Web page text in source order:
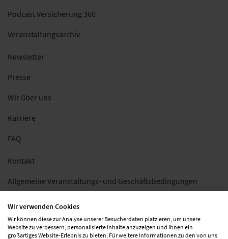
Podcast Versicherung 360
Veranstaltungsarchiv
Newsletter
Presse
Wir über uns
Karriere
FAQ
Kontakt
Allgemeine Veranstaltungs- und Geschäftsbedingungen
Impressum
Datenschutz
Wir verwenden Cookies
Wir können diese zur Analyse unserer Besucherdaten platzieren, um unsere
Website zu verbessern, personalisierte Inhalte anzuzeigen und Ihnen ein
großartiges Website-Erlebnis zu bieten. Für weitere Informationen zu den von uns